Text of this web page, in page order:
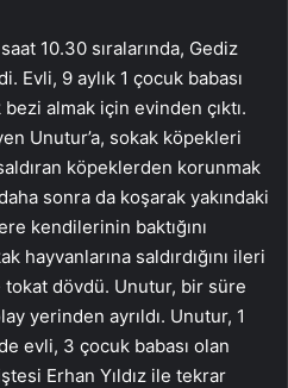
10.30 sıralarında, Gediz
Evli, 9 aylık 1 çocuk babası
almak için evinden çıktı.
Unutur’a, sokak köpekleri
köpeklerden korunmak
sonra da koşarak yakındaki
kendilerinin baktığını
saldırdığını ileri
dövdü. Unutur, bir süre
yerinden ayrıldı. Unutur, 1
evli, 3 çocuk babası olan
Erhan Yıldız ile tekrar